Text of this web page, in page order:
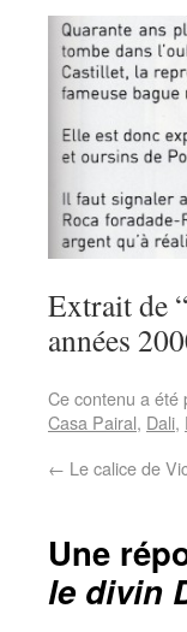
Extrait de
années
Ce contenu a été
Casa Pairal, Dali,
← Le calice de
Une
le divin